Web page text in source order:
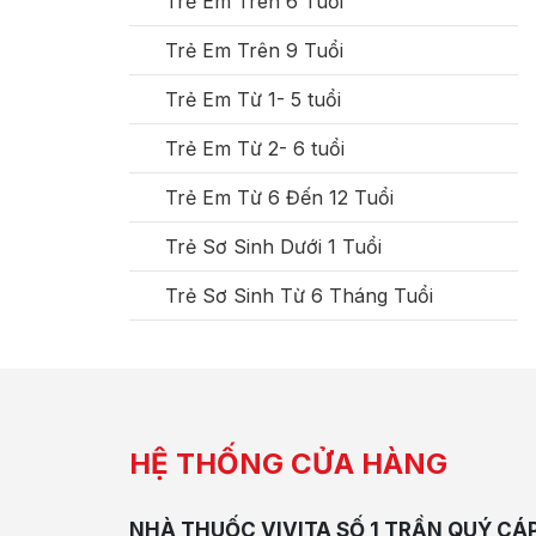
Trẻ Em Trên 9 Tuổi
Trẻ Em Từ 1- 5 tuổi
Trẻ Em Từ 2- 6 tuổi
Trẻ Em Từ 6 Đến 12 Tuổi
Trẻ Sơ Sinh Dưới 1 Tuổi
Trẻ Sơ Sinh Từ 6 Tháng Tuổi
HỆ THỐNG CỬA HÀNG
NHÀ THUỐC VIVITA SỐ 1 TRẦN QUÝ